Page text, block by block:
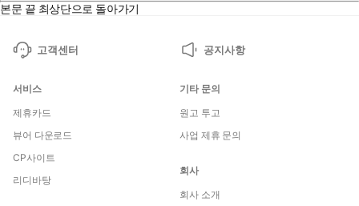
본문 끝 최상단으로 돌아가기
고객센터 공지사항
서비스
제휴카드
뷰어 다운로드
CP사이트
리디바탕
기타 문의
원고 투고
사업 제휴 문의
회사
회사 소개